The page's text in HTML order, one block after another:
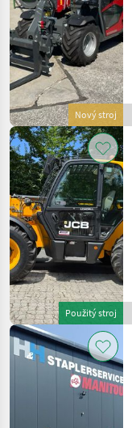
Nový stroj
Použitý stroj